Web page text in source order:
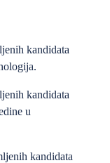
kandidata
kandidata
u
kandidata